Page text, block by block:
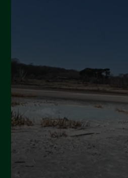
Settembre 2024
Luglio 2024
Maggio 2024
Aprile 2024
Marzo 2024
Febbraio 2024